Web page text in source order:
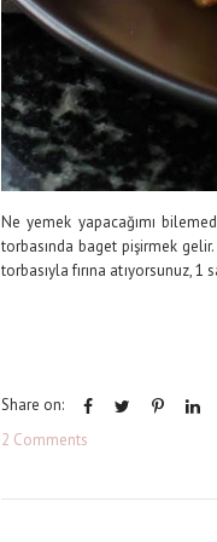
Ne yemek yapacağımı
torbasında baget pişirmek
torbasıyla fırına atıyorsunuz,
Share on:
2 Comments